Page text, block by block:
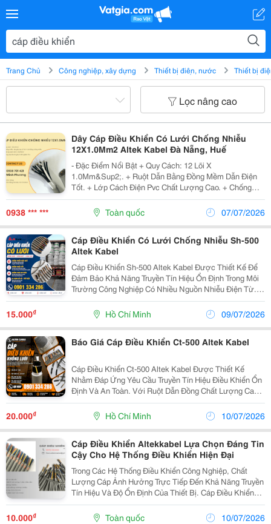
Trang Chủ Công nghiệp, xây dựng Thiết bị điện, nước Thiết bị
Lọc nâng cao
Dây Cáp Điều Khiển Có Lưới Chống Nhiễu
12X1.0Mm2 Altek Kabel Đà Nẵng, Huế
- Đặc Điểm Nổi Bật + Quy Cách: 12 Lõi X
1.0Mm&Sup2;. + Ruột Dẫn Bằng Đồng Mềm Dẫn Điện
Tốt. + Lớp Cách Điện Pvc Chất Lượng Cao. + Chống
Nhiễu : Lớp Giấy Bạc Al Foil + Lưới Đồng Chống Nhiễu
+ Cách Điện: Pvc + Vỏ Pvc Bền, Chịu Mài Mòn Và...
0938 *** *** Toàn quốc 07/07/2026
Cáp Điều Khiển Có Lưới Chống Nhiễu Sh-500
Altek Kabel
Cáp Điều Khiển Sh-500 Altek Kabel Được Thiết Kế Để
Đảm Bảo Khả Năng Truyền Tín Hiệu Ổn Định Trong Môi
Trường Công Nghiệp Có Nhiều Nguồn Nhiễu Điện Từ.
Lớp Lưới Chống Nhiễu Giúp Giảm Ảnh Hưởng Của Biến
Tần, Động Cơ Và Các Thiết Bị Công Suất Lớn, Góp...
15.000₫ Hồ Chí Minh 09/07/2026
Báo Giá Cáp Điều Khiển Ct-500 Altek Kabel
Cáp Điều Khiển Ct-500 Altek Kabel Được Thiết Kế
Nhằm Đáp Ứng Yêu Cầu Truyền Tín Hiệu Điều Khiển Ổn
Định Và An Toàn. Với Ruột Dẫn Đồng Chất Lượng Cao,
Lớp Cách Điện Pvc Bền Chắc Và Khả Năng Thi Công
Thuận Tiện, Sản Phẩm Là Lựa Chọn Phù Hợp Cho
Nhiều...
20.000₫ Hồ Chí Minh 10/07/2026
Cáp Điều Khiển Altekkabel Lựa Chọn Đáng Tin
Cậy Cho Hệ Thống Điều Khiển Hiện Đại
Trong Các Hệ Thống Điều Khiển Công Nghiệp, Chất
Lượng Cáp Ảnh Hưởng Trực Tiếp Đến Khả Năng Truyền
Tín Hiệu Và Độ Ổn Định Của Thiết Bị. Cáp Điều Khiển
Altekkabel Được Sản Xuất Với Ruột Đồng Mềm Chất
Lượng Cao, Cách Điện Pvc Bền Chắc Và Đa Dạng
10.000₫ Toàn quốc 10/07/2026